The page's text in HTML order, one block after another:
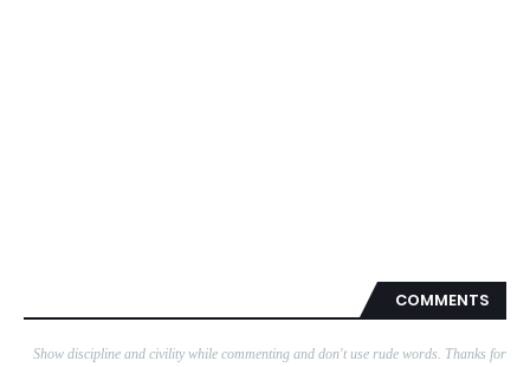
COMMENTS
Show discipline and civility while commenting and don't use rude words. Thanks for